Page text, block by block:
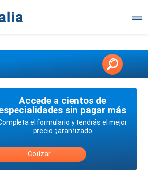
en 3147146006
Accede a cientos de
sin pagar más
el formulario y tendrás el mejor
precio garantizado
Cotizar